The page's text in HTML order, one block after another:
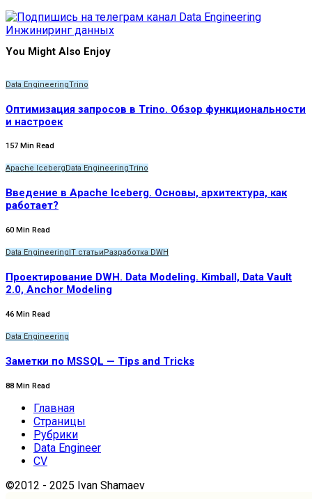
You Might Also Enjoy
Data EngineeringTrino
Оптимизация запросов в Trino. Обзор функциональности
и настроек
157 Min Read
Apache Iceberg Data EngineeringTrino
Введение в Apache Iceberg. Основы, архитектура, как
работает?
60 Min Read
Data Engineering IT статьи Разработка DWH
Проектирование DWH. Data Modeling. Kimball, Data Vault
2.0, Anchor Modeling
46 Min Read
Data Engineering
Заметки по MSSQL — Tips and Tricks
88 Min Read
Главная
Страницы
Рубрики
Data Engineer
CV
©2012 - 2025 Ivan Shamaev